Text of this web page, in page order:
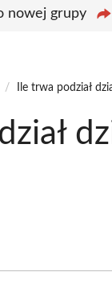
nowej grupy
/ Ile trwa podział